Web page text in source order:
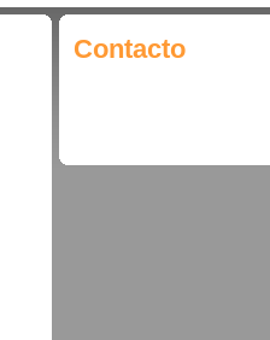
Contacto